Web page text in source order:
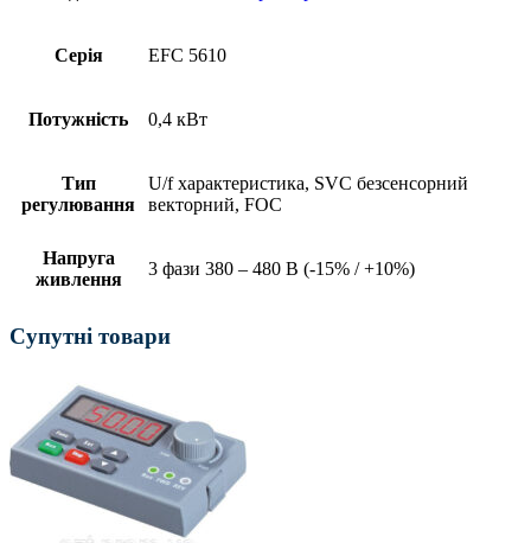
Серія EFC 5610
Потужність 0,4 кВт
Тип
регулювання
U/f характеристика, SVC безсенсорний
векторний, FOC
Напруга
живлення
3 фази 380 – 480 В (-15% / +10%)
Супутні товари